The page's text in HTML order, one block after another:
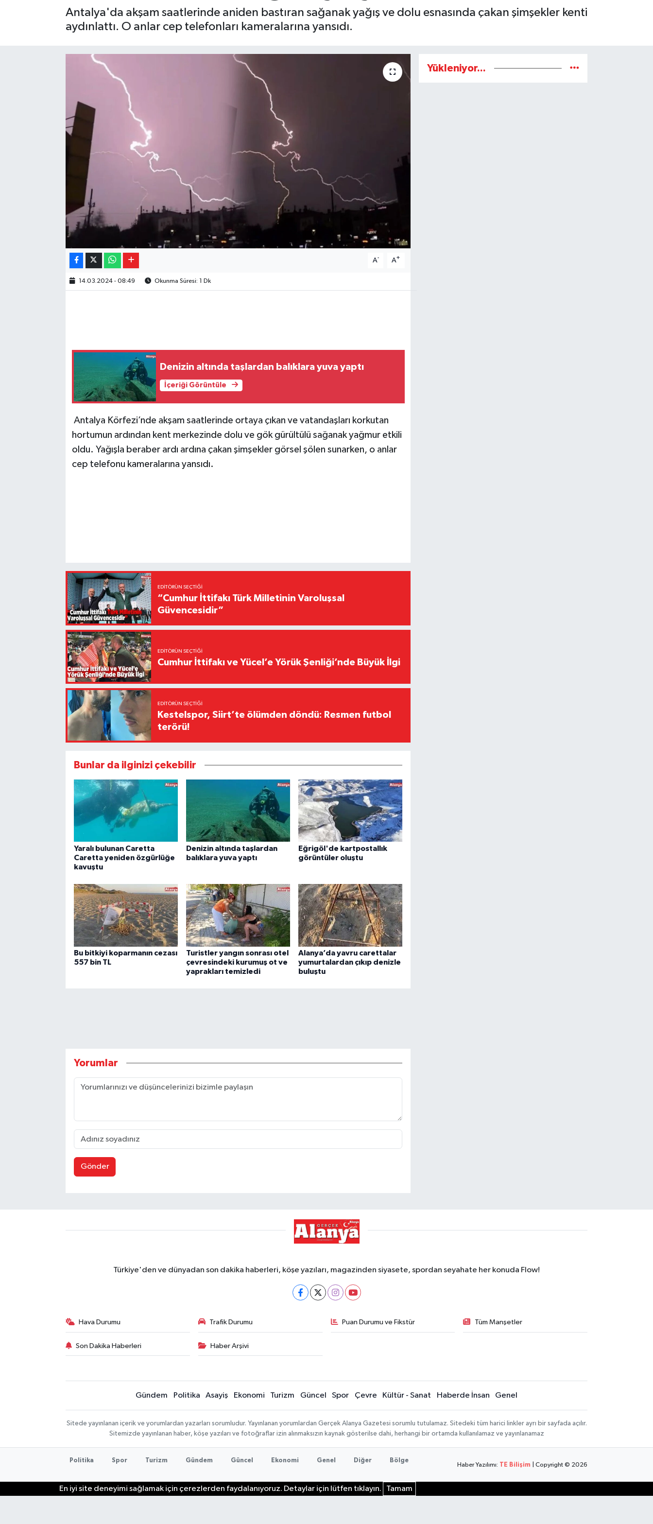
Antalya'da akşam saatlerinde aniden bastıran sağanak yağış ve dolu esnasında çakan şimşekler kenti
aydınlattı. O anlar cep telefonları kameralarına yansıdı.
A- A+
14.03.2024 - 08:49 Okunma Süresi: 1 Dk
Denizin altında taşlardan balıklara yuva yaptı
İçeriği Görüntüle
Antalya Körfezi’nde akşam saatlerinde ortaya çıkan ve vatandaşları korkutan
hortumun ardından kent merkezinde dolu ve gök gürültülü sağanak yağmur etkili
oldu. Yağışla beraber ardı ardına çakan şimşekler görsel şölen sunarken, o anlar
cep telefonu kameralarına yansıdı.
EDITÖRÜN SEÇTIĞI
“Cumhur İttifakı Türk Milletinin Varoluşsal
Güvencesidir”
EDITÖRÜN SEÇTIĞI
Cumhur İttifakı ve Yücel’e Yörük Şenliği’nde Büyük İlgi
EDITÖRÜN SEÇTIĞI
Kestelspor, Siirt’te ölümden döndü: Resmen futbol
terörü!
Bunlar da ilginizi çekebilir
Yaralı bulunan Caretta
Caretta yeniden özgürlüğe
kavuştu
Denizin altında taşlardan
balıklara yuva yaptı
Eğrigöl'de kartpostallık
görüntüler oluştu
Bu bitkiyi koparmanın cezası
557 bin TL
Turistler yangın sonrası otel
çevresindeki kurumuş ot ve
yaprakları temizledi
Alanya’da yavru carettalar
yumurtalardan çıkıp denizle
buluştu
Yorumlar
Gönder
Yükleniyor...
Türkiye'den ve dünyadan son dakika haberleri, köşe yazıları, magazinden siyasete, spordan seyahate her konuda Flow!
Hava Durumu Trafik Durumu Puan Durumu ve Fikstür Tüm Manşetler
Son Dakika Haberleri Haber Arşivi
Gündem Politika Asayiş Ekonomi Turizm Güncel Spor Çevre Kültür - Sanat Haberde İnsan Genel
Sitede yayınlanan içerik ve yorumlardan yazarları sorumludur. Yayınlanan yorumlardan Gerçek Alanya Gazetesi sorumlu tutulamaz. Sitedeki tüm harici linkler ayrı bir sayfada açılır.
Sitemizde yayınlanan haber, köşe yazıları ve fotoğraflar izin alınmaksızın kaynak gösterilse dahi, herhangi bir ortamda kullanılamaz ve yayınlanamaz
Politika Spor Turizm Gündem Güncel Ekonomi Genel Diğer Bölge
Haber Yazılımı: TE Bilişim | Copyright © 2026
En iyi site deneyimi sağlamak için çerezlerden faydalanıyoruz. Detaylar için lütfen tıklayın. Tamam
Gizlilik İlkeleri - Privacy Policy